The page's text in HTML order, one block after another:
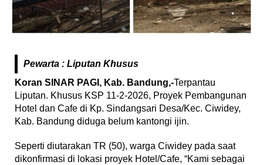
Pewarta : Liputan Khusus
Koran SINAR PAGI, Kab. Bandung,-Terpantau
Liputan. Khusus KSP 11-2-2026, Proyek Pembangunan
Hotel dan Cafe di Kp. Sindangsari Desa/Kec. Ciwidey,
Kab. Bandung diduga belum kantongi ijin.
Seperti diutarakan TR (50), warga Ciwidey pada saat
dikonfirmasi di lokasi proyek Hotel/Cafe, “Kami sebagai